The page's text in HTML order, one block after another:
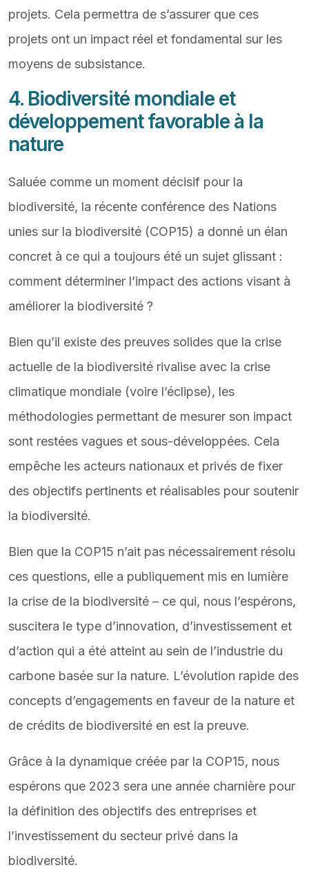
projets. Cela permettra de s’assurer que ces
projets ont un impact réel et fondamental sur les
moyens de subsistance.
4. Biodiversité mondiale et
développement favorable à la
nature
Saluée comme un moment décisif pour la
biodiversité, la récente conférence des Nations
unies sur la biodiversité (COP15) a donné un élan
concret à ce qui a toujours été un sujet glissant :
comment déterminer l’impact des actions visant à
améliorer la biodiversité ?
Bien qu’il existe des preuves solides que la crise
actuelle de la biodiversité rivalise avec la crise
climatique mondiale (voire l’éclipse), les
méthodologies permettant de mesurer son impact
sont restées vagues et sous-développées. Cela
empêche les acteurs nationaux et privés de fixer
des objectifs pertinents et réalisables pour soutenir
la biodiversité.
Bien que la COP15 n’ait pas nécessairement résolu
ces questions, elle a publiquement mis en lumière
la crise de la biodiversité – ce qui, nous l’espérons,
suscitera le type d’innovation, d’investissement et
d’action qui a été atteint au sein de l’industrie du
carbone basée sur la nature. L’évolution rapide des
concepts d’engagements en faveur de la nature et
de crédits de biodiversité en est la preuve.
Grâce à la dynamique créée par la COP15, nous
espérons que 2023 sera une année charnière pour
la définition des objectifs des entreprises et
l’investissement du secteur privé dans la
biodiversité.